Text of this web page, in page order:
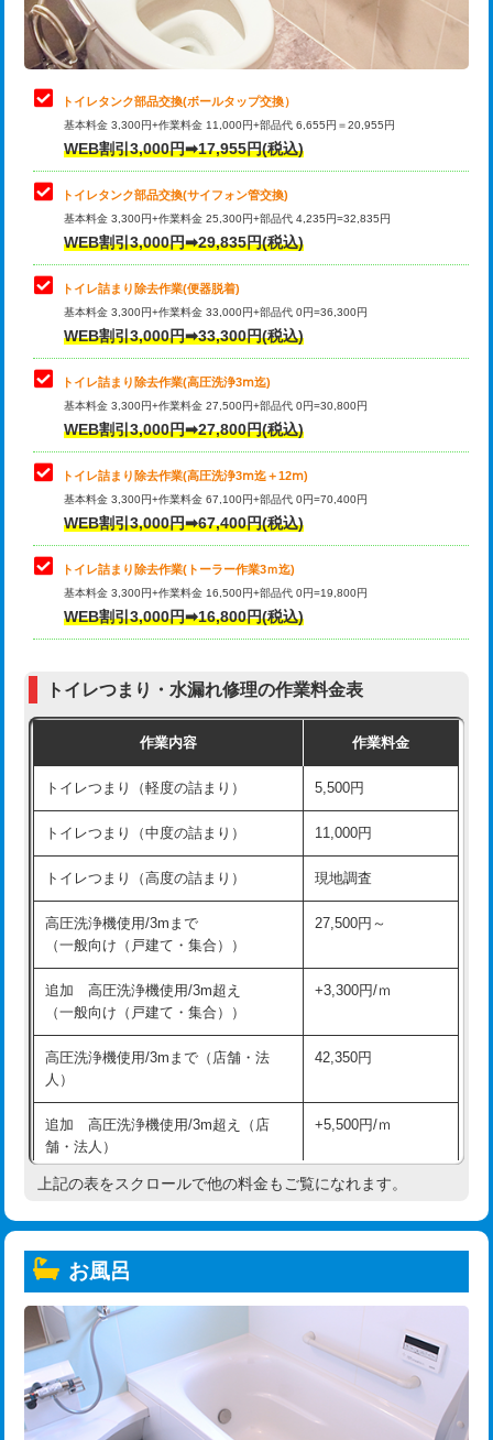
トイレタンク部品交換(ボールタップ交換）
基本料金 3,300円+作業料金 11,000円+部品代 6,655円＝20,955円
WEB割引3,000円➡17,955円(税込)
トイレタンク部品交換(サイフォン管交換)
基本料金 3,300円+作業料金 25,300円+部品代 4,235円=32,835円
WEB割引3,000円➡29,835円(税込)
トイレ詰まり除去作業(便器脱着)
基本料金 3,300円+作業料金 33,000円+部品代 0円=36,300円
WEB割引3,000円➡33,300円(税込)
トイレ詰まり除去作業(高圧洗浄3ⅿ迄)
基本料金 3,300円+作業料金 27,500円+部品代 0円=30,800円
WEB割引3,000円➡27,800円(税込)
トイレ詰まり除去作業(高圧洗浄3ⅿ迄＋12ⅿ)
基本料金 3,300円+作業料金 67,100円+部品代 0円=70,400円
WEB割引3,000円➡67,400円(税込)
トイレ詰まり除去作業(トーラー作業3ｍ迄)
基本料金 3,300円+作業料金 16,500円+部品代 0円=19,800円
WEB割引3,000円➡16,800円(税込)
トイレつまり・水漏れ修理の作業料金表
作業内容 作業料金
トイレつまり（軽度の詰まり） 5,500円
トイレつまり（中度の詰まり） 11,000円
トイレつまり（高度の詰まり） 現地調査
高圧洗浄機使用/3mまで
（一般向け（戸建て・集合））
27,500円～
追加 高圧洗浄機使用/3m超え
（一般向け（戸建て・集合））
+3,300円/ｍ
高圧洗浄機使用/3mまで（店舗・法
人）
42,350円
追加 高圧洗浄機使用/3m超え（店
舗・法人）
+5,500円/ｍ
高度高圧洗浄換 現地調査
トーラー機使用/3mまで
追加トーラー機使用/3m超え
カメラ調査 33,000円
桝清掃 8,800円
上記の表をスクロールで他の料金もご覧になれます。
お風呂